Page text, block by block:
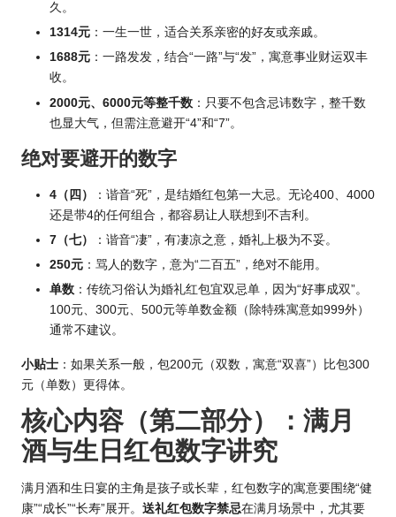
久。
1314元 ：一生一世，适合关系亲密的好友或亲戚。
1688元 ：一路发发，结合“一路”与“发”，寓意事业财运双丰
收。
2000元、6000元等整千数 ：只要不包含忌讳数字，整千数
也显大气，但需注意避开“4”和“7”。
绝对要避开的数字
4（四）
：谐音“死”，是结婚红包第一大忌。无论400、4000
还是带4的任何组合，都容易让人联想到不吉利。
7（七）
：谐音“凄”，有凄凉之意，婚礼上极为不妥。
250元 ：骂人的数字，意为“二百五”，绝对不能用。
单数 ：传统习俗认为婚礼红包宜双忌单，因为“好事成双”。
100元、300元、500元等单数金额（除特殊寓意如999外）
通常不建议。
小贴士 ：如果关系一般，包200元（双数，寓意“双喜”）比包300
元（单数）更得体。
核心内容（第二部分）：满月
酒与生日红包数字讲究
满月酒和生日宴的主角是孩子或长辈，红包数字的寓意要围绕“健
康”“成长”“长寿”展开。 送礼红包数字禁忌在满月场景中，尤其要